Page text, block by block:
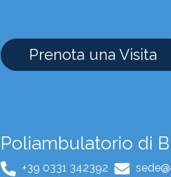
Prenota una Visita
Poliambulatorio di
+39 0331 342392